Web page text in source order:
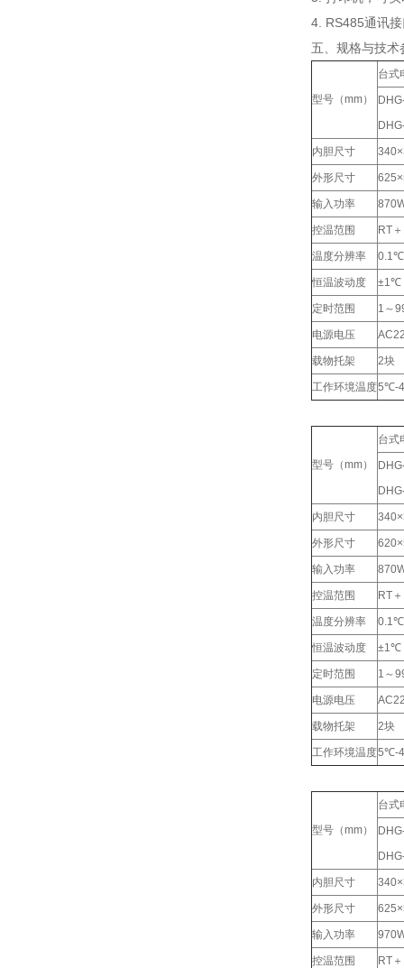
4. RS485通讯
五、规格与技术
型号（mm）
台式
内胆尺寸
外形尺寸
输入功率
控温范围 RT
温度分辨率 0.1℃
恒温波动度 ±1℃
定时范围 1～
电源电压
载物托架 2块
工作环境温度5℃-
型号（mm）
台式
内胆尺寸
外形尺寸
输入功率
控温范围 RT
温度分辨率 0.1℃
恒温波动度 ±1℃
定时范围 1～
电源电压
载物托架 2块
工作环境温度5℃-
型号（mm）
台式
内胆尺寸
外形尺寸
输入功率
控温范围 RT